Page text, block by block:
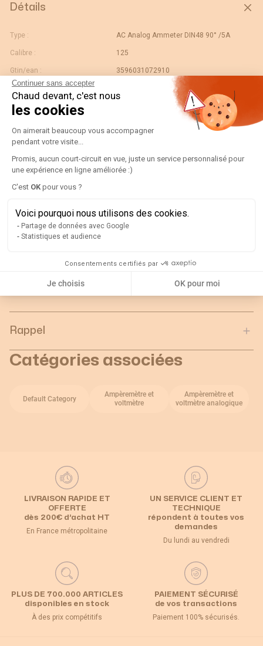
Continuer sans accepter
Chaud devant, c'est nous
les cookies
Plateforme de Gestion du
On aimerait beaucoup vous accompagner
pendant votre visite...
Promis, aucun court-circuit en vue, juste un service personnalisé pour
une expérience en ligne améliorée :)
C'est OK pour vous ?
Voici pourquoi nous utilisons des cookies.
Partage de données avec Google
Statistiques et audience
Consentements certifiés par
Je choisis OK pour moi
Détails
Type : AC Analog Ammeter DIN48 90° /5A
Calibre : 125
Gtin/ean : 3596031072910
Déviation :
Code douane :
192A2224-AMP D48A90-A 125/5A
Pays d'origine :
Unité de contenu : PC
Valeur échelle normale :
Largeur de l'unité
Longueur de l'unité
d'emballage :
0.06
Profondeur de l'unité
d'emballage :
Rappel
Catégories associées
Default Category
Ampèremètre et
voltmètre
Ampèremètre et
voltmètre analogique
LIVRAISON RAPIDE ET
OFFERTE
dès 200€ d’achat HT
En France métropolitaine
UN SERVICE CLIENT ET
TECHNIQUE
répondent à toutes vos
demandes
Du lundi au vendredi
PLUS DE 700.000 ARTICLES
disponibles en stock
À des prix compétitifs
PAIEMENT SÉCURISÉ
de vos transactions
Paiement 100% sécurisés.